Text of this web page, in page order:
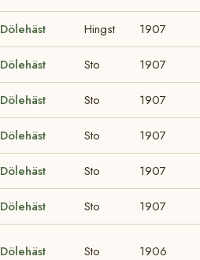
Dölehäst Hingst 1907
Dölehäst Sto 1907
Dölehäst Sto 1907
Dölehäst Sto 1907
Dölehäst Sto 1907
Dölehäst Sto 1907
Dölehäst Sto 1906